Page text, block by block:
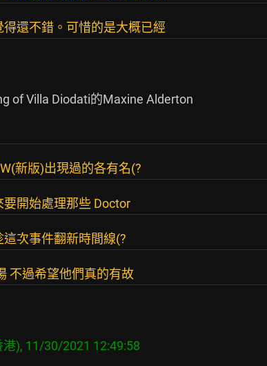
還不錯。可惜的是大概已經
of Villa Diodati的Maxine Alderton
新版)出現過的各有名(?
開始處理那些 Doctor
次事件翻新時間線(?
不過希望他們真的有故